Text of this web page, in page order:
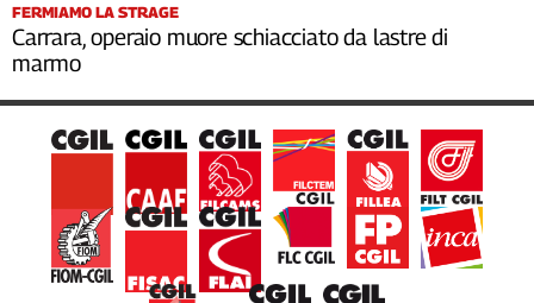
FERMIAMO LA STRAGE
Carrara, operaio muore schiacciato da lastre di
marmo